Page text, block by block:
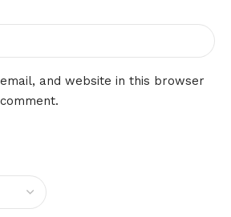
and website in this browser